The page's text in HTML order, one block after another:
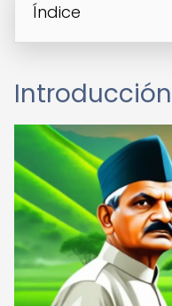
Índice
Introducción